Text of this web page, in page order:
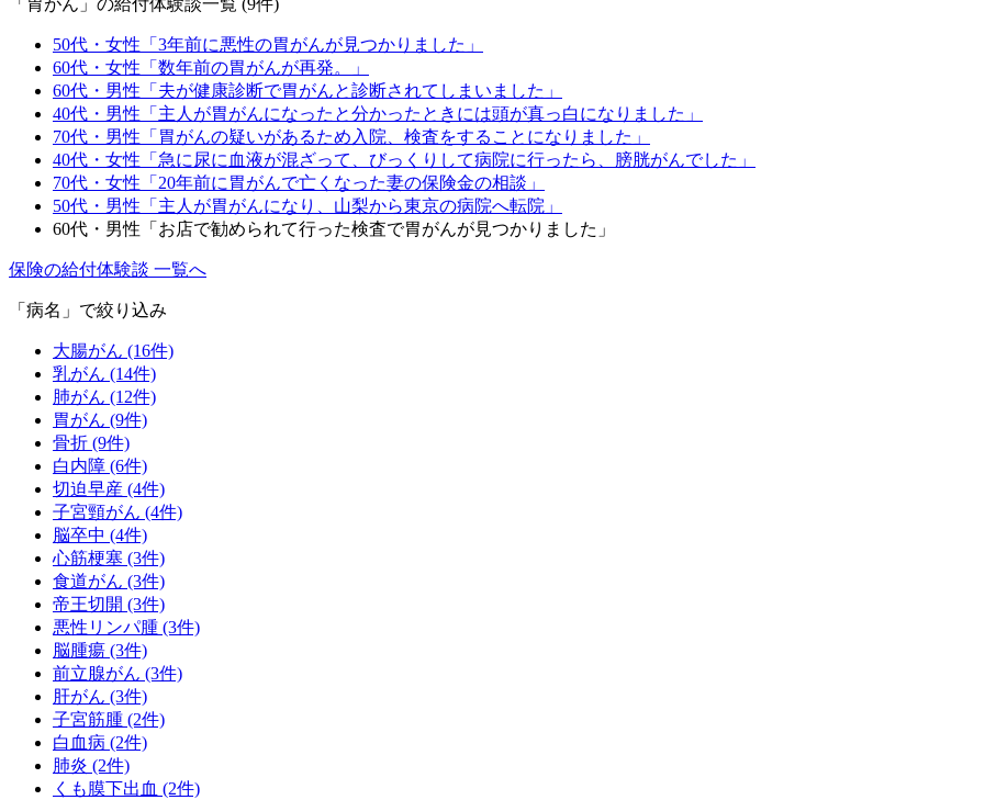
50代・女性「3年前に悪性の胃がんが見つかりました」
60代・女性「数年前の胃がんが再発。」
60代・男性「夫が健康診断で胃がんと診断されてしまいました」
40代・男性「主人が胃がんになったと分かったときには頭が真っ白になりました」
70代・男性「胃がんの疑いがあるため入院、検査をすることになりました」
40代・女性「急に尿に血液が混ざって、びっくりして病院に行ったら、膀胱がんでした」
70代・女性「20年前に胃がんで亡くなった妻の保険金の相談」
50代・男性「主人が胃がんになり、山梨から東京の病院へ転院」
60代・男性「お店で勧められて行った検査で胃がんが見つかりました」
保険の給付体験談 一覧へ
「病名」で絞り込み
大腸がん (16件)
乳がん (14件)
肺がん (12件)
胃がん (9件)
骨折 (9件)
白内障 (6件)
切迫早産 (4件)
子宮頸がん (4件)
脳卒中 (4件)
心筋梗塞 (3件)
食道がん (3件)
帝王切開 (3件)
悪性リンパ腫 (3件)
脳腫瘍 (3件)
前立腺がん (3件)
肝がん (3件)
子宮筋腫 (2件)
白血病 (2件)
肺炎 (2件)
くも膜下出血 (2件)